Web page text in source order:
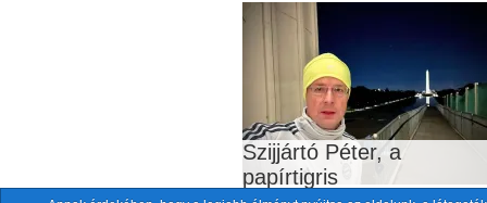
Szijjártó Péter, a
papírtigris